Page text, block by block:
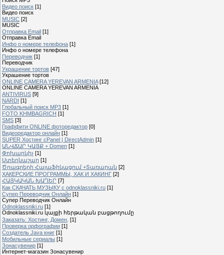
Видео поиск [1]
Видео поиск
MUSIC [2]
MUSIC
Отправка Email [1]
Отправка Email
Инфо о номере телефона [1]
Инфо о номере телефона
Переводчик [1]
Переводчик
Украшение тортов [47]
Украшение тортов
ONLINE CAMERA YEREVAN ARMENIA [12]
ONLINE CAMERA YEREVAN ARMENIA
ANTIVIRUS [9]
NARDI [1]
Глобальный поиск MP3 [1]
FOTO KHMBAGRICH [1]
SMS [3]
Граффити ONLINE фоторедактор [0]
Видеоредактор онлайн [1]
SUPER Xостинг cPanel | DirectAdmin [1]
ԱՆՎՃԱՐ ԿԱՅՔ + Domen [1]
Փոխարկիչ [1]
Ստեղնաշար [1]
Ծրագրերի Հայաֆիկացում +Տառարան [2]
ХАКЕРСКИЕ ПРОГРАММЫ, ХАК И ХАКИНГ [2]
ՀԱՅԿԱԿԱՆ ԽԱՂԵՐ [7]
Как СКАЧАТЬ МУЗЫКУ с odnoklassniki.ru [1]
Cупер Переводчик Oнлайн [1]
Cупер Переводчик Oнлайн
Odnoklassniki.ru [1]
Odnoklassniki.ru կայքի հերթական բացթողումը
Заказать: Хостинг, Домен, [1]
Проверка орфографии [1]
Создатель Java книг [1]
Мобильные сериалы [1]
Зонасувенир [1]
Интернет-магазин Зонасувенир